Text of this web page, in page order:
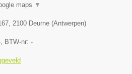
maps ▼
2100 Deurne (Antwerpen)
, BTW-nr: -